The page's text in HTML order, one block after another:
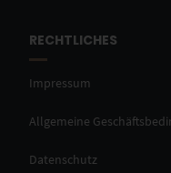
RECHTLICHES
Impressum
Allgemeine
Datenschutz